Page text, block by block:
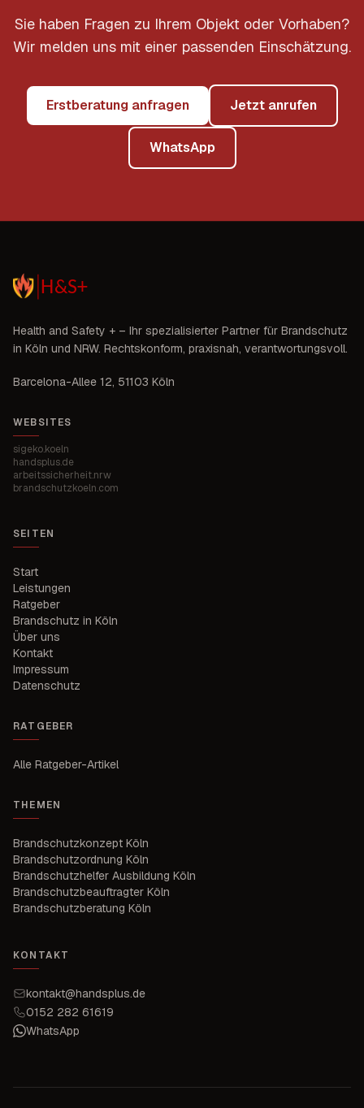
Sie haben Fragen zu Ihrem Objekt oder Vorhaben?
Wir melden uns mit einer passenden Einschätzung.
Erstberatung anfragen Jetzt anrufen
WhatsApp
Health and Safety + – Ihr spezialisierter Partner für Brandschutz
in Köln und NRW. Rechtskonform, praxisnah, verantwortungsvoll.
Barcelona-Allee 12, 51103 Köln
WEBSITES
sigeko.koeln
handsplus.de
arbeitssicherheit.nrw
brandschutzkoeln.com
SEITEN
Start
Leistungen
Ratgeber
Brandschutz in Köln
Über uns
Kontakt
Impressum
Datenschutz
RATGEBER
Alle Ratgeber-Artikel
THEMEN
Brandschutzkonzept Köln
Brandschutzordnung Köln
Brandschutzhelfer Ausbildung Köln
Brandschutzbeauftragter Köln
Brandschutzberatung Köln
KONTAKT
kontakt@handsplus.de
0152 282 61619
WhatsApp